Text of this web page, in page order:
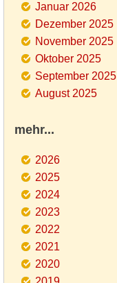
Januar 2026
Dezember 2025
November 2025
Oktober 2025
September 2025
August 2025
mehr...
2026
2025
2024
2023
2022
2021
2020